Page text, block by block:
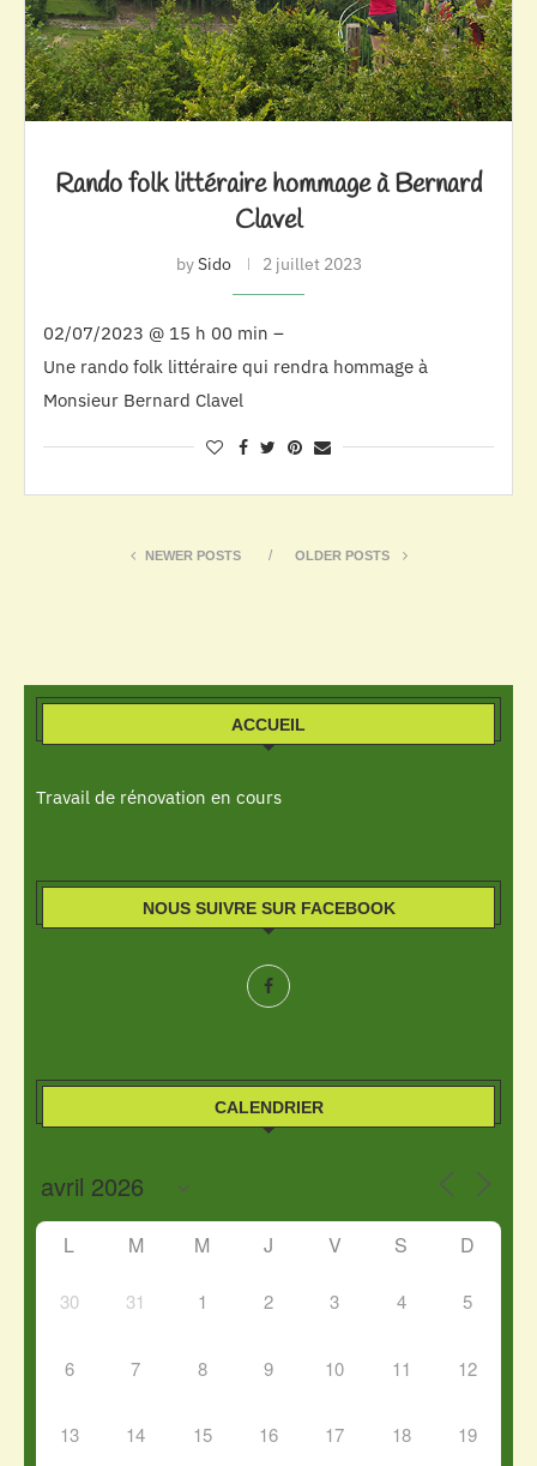
Rando folk littéraire hommage à Bernard
Clavel
bySido 2 juillet 2023
02/07/2023 @ 15 h 00 min –
Une rando folk littéraire qui rendra hommage à
Monsieur Bernard Clavel
NEWER POSTS OLDER POSTS
ACCUEIL
Travail de rénovation en cours
NOUS SUIVRE SUR FACEBOOK
CALENDRIER
L M M J V S D
30 31 1 2 3 4 5
6 7 8 9 10 11 12
13 14 15 16 17 18 19